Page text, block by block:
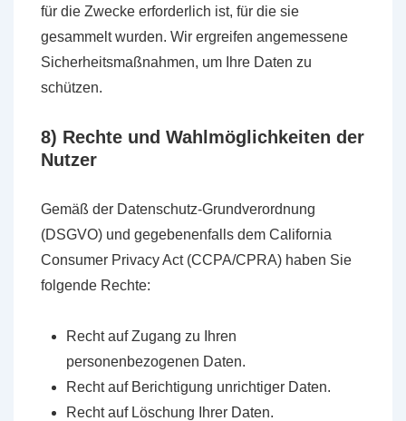
für die Zwecke erforderlich ist, für die sie
gesammelt wurden. Wir ergreifen angemessene
Sicherheitsmaßnahmen, um Ihre Daten zu
schützen.
8) Rechte und Wahlmöglichkeiten der
Nutzer
Gemäß der Datenschutz-Grundverordnung
(DSGVO) und gegebenenfalls dem California
Consumer Privacy Act (CCPA/CPRA) haben Sie
folgende Rechte:
Recht auf Zugang zu Ihren
personenbezogenen Daten.
Recht auf Berichtigung unrichtiger Daten.
Recht auf Löschung Ihrer Daten.